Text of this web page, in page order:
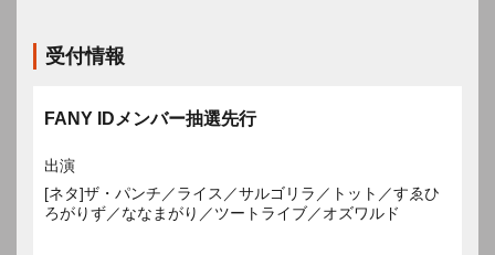
受付情報
FANY IDメンバー抽選先行
出演
[ネタ]ザ・パンチ／ライス／サルゴリラ／トット／すゑひ
ろがりず／ななまがり／ツートライブ／オズワルド